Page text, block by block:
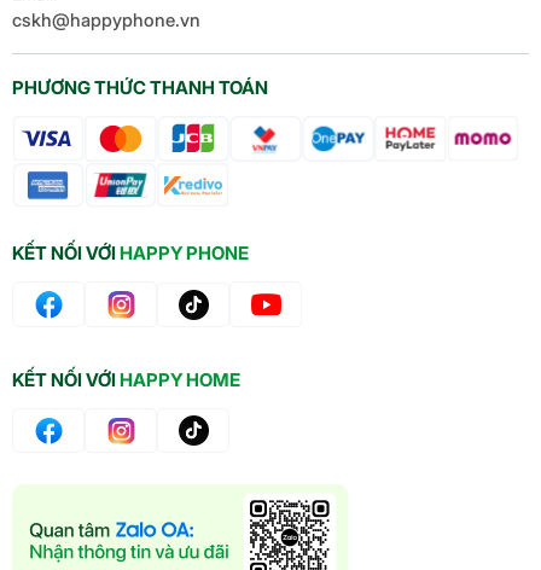
PHƯƠNG THỨC THANH TOÁN
KẾT NỐI VỚIHAPPY PHONE
cskh@happyphone.vn
KẾT NỐI VỚIHAPPY HOME